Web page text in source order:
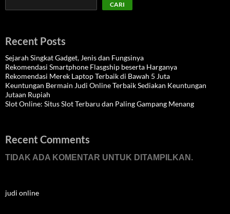
CARI
Recent Posts
Sejarah Singkat Gadget, Jenis dan Fungsinya
Rekomendasi Smartphone Flasgship beserta Harganya
Rekomendasi Merek Laptop Terbaik di Bawah 5 Juta
Keuntungan Bermain Judi Online Terbaik Sediakan Keuntungan
Jutaan Rupiah
Slot Online: Situs Slot Terbaru dan Paling Gampang Menang
Recent Comments
TIDAK ADA KOMENTAR UNTUK DITAMPILKAN.
judi online